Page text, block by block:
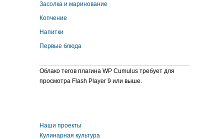
Засолка и маринование
Копчение
Напитки
Первые блюда
Облако тегов плагина WP Cumulus требует для
просмотра Flash Player 9 или выше.
Наши проекты
Кулинарная культура